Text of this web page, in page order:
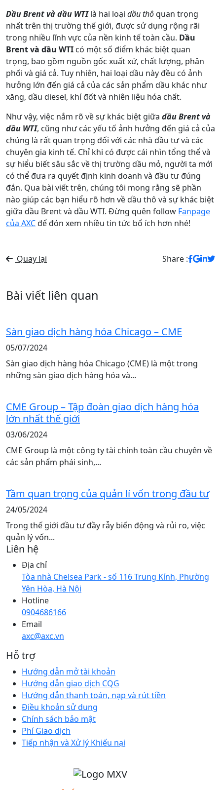
Dầu Brent và dầu WTIlà hai loại dầu thôquan trọng
nhất trên thị trường thế giới, được sử dụng rộng rãi
trong nhiều lĩnh vực của nền kinh tế toàn cầu. Dầu
Brent và dầu WTI có một số điểm khác biệt quan
trọng, bao gồm nguồn gốc xuất xứ, chất lượng, phân
phối và giá cả. Tuy nhiên, hai loại dầu này đều có ảnh
hưởng lớn đến giá cả của các sản phẩm dầu khác như
xăng, dầu diesel, khí đốt và nhiên liệu hóa chất.
Như vậy, việc nắm rõ về sự khác biệt giữa dầu Brent và
dầu WTI, cũng như các yếu tố ảnh hưởng đến giá cả của
chúng là rất quan trọng đối với các nhà đầu tư và các
chuyên gia kinh tế. Chỉ khi có được cái nhìn tổng thể và
sự hiểu biết sâu sắc về thị trường dầu mỏ, người ta mới
có thể đưa ra quyết định kinh doanh và đầu tư đúng
đắn. Qua bài viết trên, chúng tôi mong rằng sẽ phần
nào giúp các bạn hiểu rõ hơn về dầu thô và sự khác biệt
giữa dầu Brent và dầu WTI. Đừng quên follow Fanpage
của AXCđể đón xem nhiều tin tức bổ ích hơn nhé!
Quay lại Share :
Bài viết liên quan
Sàn giao dịch hàng hóa Chicago – CME
05/07/2024
Sàn giao dịch hàng hóa Chicago (CME) là một trong
những sàn giao dịch hàng hóa và...
CME Group – Tập đoàn giao dịch hàng hóa
lớn nhất thế giới
03/06/2024
CME Group là một công ty tài chính toàn cầu chuyên về
các sản phẩm phái sinh,...
Tầm quan trọng của quản lí vốn trong đầu tư
24/05/2024
Trong thế giới đầu tư đầy rẫy biến động và rủi ro, việc
quản lý vốn...
Liên hệ
Địa chỉ
Tòa nhà Chelsea Park - số 116 Trung Kính, Phường
Yên Hòa, Hà Nội
Hotline
0904686166
Email
axc@axc.vn
Hỗ trợ
Hướng dẫn mở tài khoản
Hướng dẫn giao dịch CQG
Hướng dẫn thanh toán, nạp và rút tiền
Điều khoản sử dung
Chính sách bảo mật
Phí Giao dịch
Tiếp nhận và Xử lý Khiếu nại